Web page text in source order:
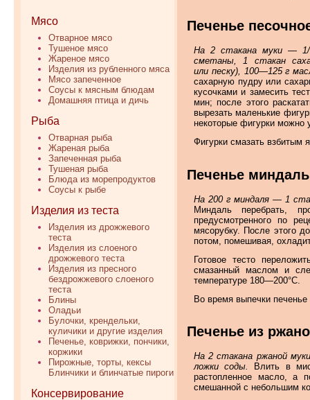
Мясо
Отварное мясо
Тушеное мясо
Жареное мясо
Изделия из рубленного мяса
Мясо запеченное
Соусы к мясным блюдам
Домашняя птица и дичь
Рыба
Отварная рыба
Жареная рыба
Запеченная рыба
Тушеная рыба
Блюда из морепродуктов
Соусы к рыбе
Изделия из теста
Изделия из дрожжевого
теста
Изделия из слоеного
дрожжевого теста
Изделия из пресного
бездрожжевого слоеного
теста
Блины
Оладьи
Булочки, крендельки,
куличики и другие изделия
Печенье, коврижки, пончики,
коржики
Пирожные, торты, кексы
Блинчики и блинчатые пироги
Консервирование
Печенье
На 2 стакана муки — 1/
сметаны, 1 стакан
или песку), 100—125 г
сахарную пудру или
кусочками и замесить
мин; после этого
вырезать маленькие
некоторые фигурки можно
Фигурки смазать взбитым
Печенье
На 200 г миндаля — 1
Миндаль перебрать,
предусмотренного по
мясорубку. После этого
потом, помешивая,
Готовое тесто
смазанный маслом и
температуре 180—200°С.
Во время выпечки
Печенье из
На 2 стакана ржаной
ложки соды.
Влить в
растопленное масло, а
смешанной с небольшим